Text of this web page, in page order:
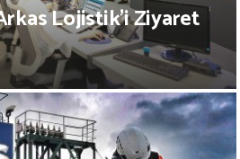
Lojistik’i Ziyaret